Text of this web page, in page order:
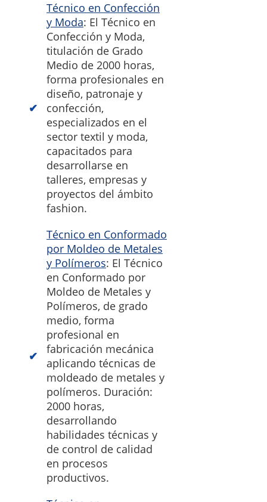
Técnico en Confección
y Moda: El Técnico en
Confección y Moda,
titulación de Grado
Medio de 2000 horas,
forma profesionales en
diseño, patronaje y
confección,
especializados en el
sector textil y moda,
capacitados para
desarrollarse en
talleres, empresas y
proyectos del ámbito
fashion.
Técnico en Conformado
por Moldeo de Metales
y Polímeros: El Técnico
en Conformado por
Moldeo de Metales y
Polímeros, de grado
medio, forma
profesional en
fabricación mecánica
aplicando técnicas de
moldeado de metales y
polímeros. Duración:
2000 horas,
desarrollando
habilidades técnicas y
de control de calidad
en procesos
productivos.